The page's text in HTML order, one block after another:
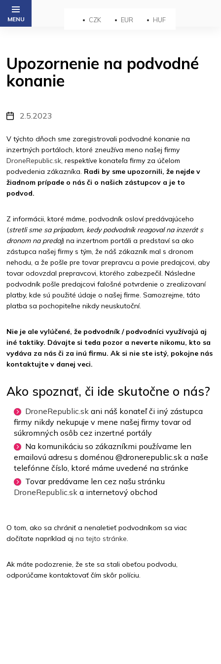
Prejsť
obsah
CZK EUR HUF
Upozornenie na podvodné
konanie
2.5.2023
V týchto dňoch sme zaregistrovali podvodné konanie na
inzertných portáloch, ktoré zneužíva meno našej firmy
DroneRepublic.sk, respektíve konateľa firmy za účelom
podvedenia zákazníka. Radi by sme upozornili, že nejde v
žiadnom prípade o nás či o našich zástupcov a je to
podvod.
Z informácii, ktoré máme, podvodník osloví predávajúceho
(stretli sme sa prípadom, kedy podvodník reagoval na inzerát s
dronom na predaj) na inzertnom portáli a predstaví sa ako
zástupca našej firmy s tým, že náš zákazník mal s dronom
nehodu, a že pošle pre tovar prepravcu a povie predajcovi, aby
tovar odovzdal prepravcovi, ktorého zabezpečil. Následne
podvodník pošle predajcovi falošné potvrdenie o zrealizovaní
platby, kde sú použité údaje o našej firme. Samozrejme, táto
platba sa pochopiteľne nikdy neuskutoční.
Nie je ale vylúčené, že podvodník / podvodníci využívajú aj
iné taktiky. Dávajte si teda pozor a neverte nikomu, kto sa
vydáva za nás či za inú firmu. Ak si nie ste istý, pokojne nás
kontaktujte v danej veci.
Ako spoznať, či ide skutočne o nás?
DroneRepublic.sk ani náš konateľ či iný zástupca
firmy nikdy nekupuje v mene našej firmy tovar od
súkromných osôb cez inzertné portály
Na komunikáciu so zákazníkmi používame len
emailovú adresu s doménou @dronerepublic.sk a naše
telefónne číslo, ktoré máme uvedené na stránke
Tovar predávame len cez našu stránku
DroneRepublic.sk a internetový obchod
O tom, ako sa chrániť a nenaletieť podvodníkom sa viac
dočítate napríklad aj na tejto stránke.
Ak máte podozrenie, že ste sa stali obeťou podvodu,
odporúčame kontaktovať čím skôr políciu.